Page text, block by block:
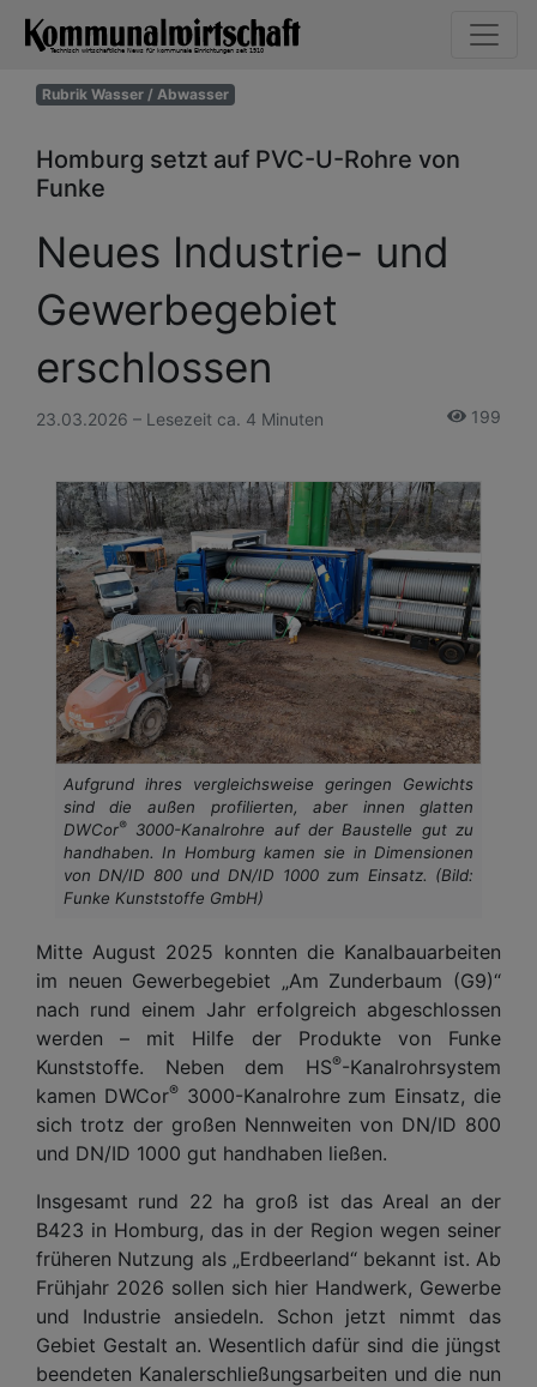
Rubrik Wasser / Abwasser
Homburg setzt auf PVC-U-Rohre von
Funke
Neues Industrie- und
Gewerbegebiet
erschlossen
23.03.2026 – Lesezeit ca. 4 Minuten 199
Aufgrund ihres vergleichsweise geringen Gewichts
sind die außen profilierten, aber innen glatten
DWCor®3000-Kanalrohre auf der Baustelle gut zu
handhaben. In Homburg kamen sie in Dimensionen
von DN/ID 800 und DN/ID 1000 zum Einsatz. (Bild:
Funke Kunststoffe GmbH)
Mitte August 2025 konnten die Kanalbauarbeiten
im neuen Gewerbegebiet „Am Zunderbaum (G9)“
nach rund einem Jahr erfolgreich abgeschlossen
werden – mit Hilfe der Produkte von Funke
Kunststoffe. Neben dem HS®-Kanalrohrsystem
kamen DWCor®3000-Kanalrohre zum Einsatz, die
sich trotz der großen Nennweiten von DN/ID 800
und DN/ID 1000 gut handhaben ließen.
Insgesamt rund 22 ha groß ist das Areal an der
B423 in Homburg, das in der Region wegen seiner
früheren Nutzung als „Erdbeerland“ bekannt ist. Ab
Frühjahr 2026 sollen sich hier Handwerk, Gewerbe
und Industrie ansiedeln. Schon jetzt nimmt das
Gebiet Gestalt an. Wesentlich dafür sind die jüngst
beendeten Kanalerschließungsarbeiten und die nun